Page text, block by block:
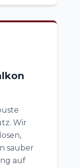
Wir
sauber
auf